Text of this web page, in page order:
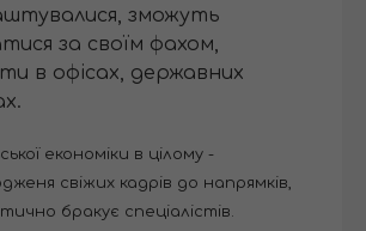
зможуть
за своїм фахом,
в офісах, державних
економіки в цілому -
свіжих кадрів до напрямків,
бракує спеціалістів.